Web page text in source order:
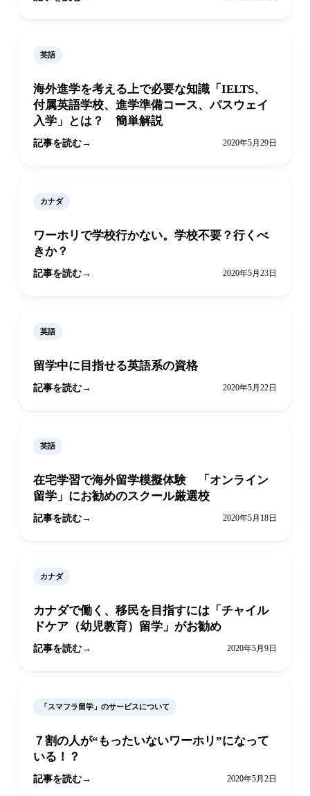
英語
海外進学を考える上で必要な知識「IELTS、
付属英語学校、進学準備コース、パスウェイ
入学」とは？ 簡単解説
記事を読む 2020年5月29日
カナダ
ワーホリで学校行かない。学校不要？行くべ
きか？
記事を読む 2020年5月23日
英語
留学中に目指せる英語系の資格
記事を読む 2020年5月22日
英語
在宅学習で海外留学模擬体験 「オンライン
留学」にお勧めのスクール厳選校
記事を読む 2020年5月18日
カナダ
カナダで働く、移民を目指すには「チャイル
ドケア（幼児教育）留学」がお勧め
記事を読む 2020年5月9日
「スマフラ留学」のサービスについて
７割の人が“もったいないワーホリ”になって
いる！？
記事を読む 2020年5月2日